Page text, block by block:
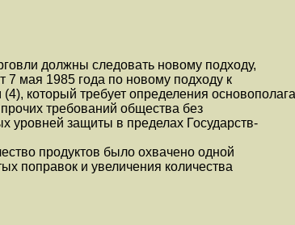
должны следовать новому подходу,
мая 1985 года по новому подходу к
который требует определения
требований общества без
защиты в пределах Государств-
продуктов было охвачено одной
поправок и увеличения количества